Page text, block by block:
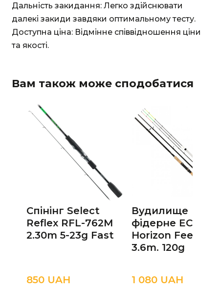
Дальність закидання: Легко здійснювати
далекі закиди завдяки оптимальному тесту.
Доступна ціна: Відмінне співвідношення ціни
та якості.
Вам також може сподобатися
Спінінг Select
Reflex RFL-762M
2.30m 5-23g Fast
850 UAН
Вудилище
фідерне
Horizon Feeder
3.6m. 120g
1 080 UAН